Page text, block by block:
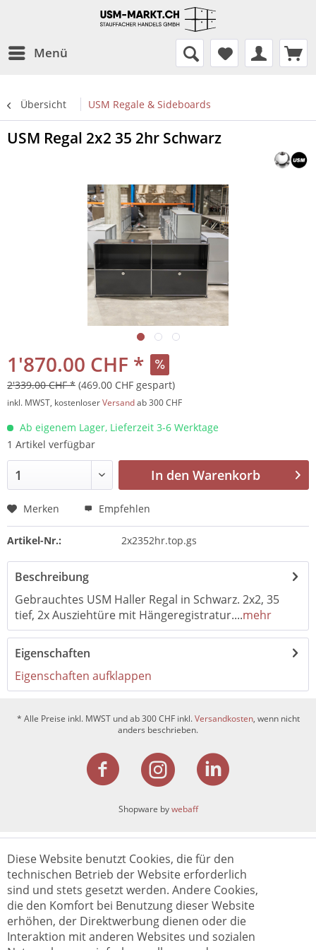
Menü
Übersicht USM Regale & Sideboards
USM Regal 2x2 35 2hr Schwarz
1'870.00 CHF *
2'339.00 CHF * (469.00 CHF gespart)
inkl. MWST, kostenloserVersandab 300 CHF
Ab eigenem Lager, Lieferzeit 3-6 Werktage
1 Artikel verfügbar
In den Warenkorb
Merken Empfehlen
Artikel-Nr.: 2x2352hr.top.gs
Beschreibung
Gebrauchtes USM Haller Regal in Schwarz. 2x2, 35
tief, 2x Ausziehtüre mit Hängeregistratur....mehr
Eigenschaften
Eigenschaften aufklappen
* Alle Preise inkl. MWST und ab 300 CHF inkl.Versandkosten, wenn nicht
anders beschrieben.
Shopware bywebaff
Diese Website benutzt Cookies, die für den
technischen Betrieb der Website erforderlich
sind und stets gesetzt werden. Andere Cookies,
die den Komfort bei Benutzung dieser Website
erhöhen, der Direktwerbung dienen oder die
Interaktion mit anderen Websites und sozialen